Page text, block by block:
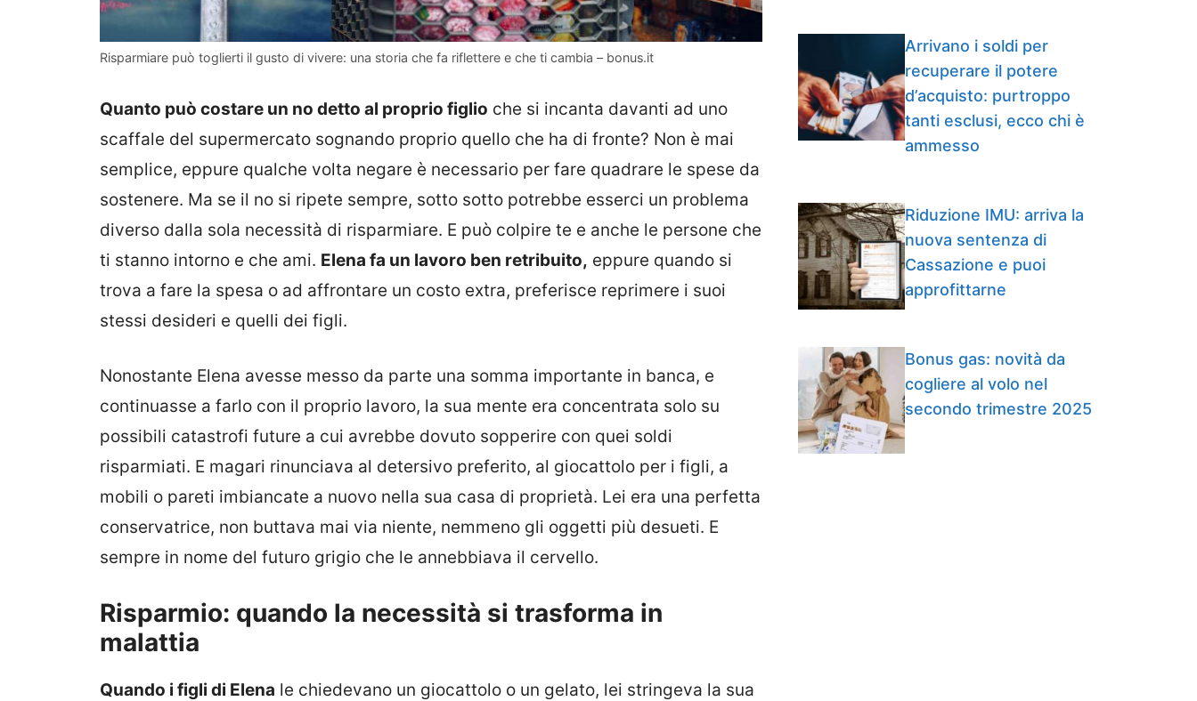
Risparmiare può toglierti il gusto di vivere: una storia che fa riflettere e che ti cambia – bonus.it
Quanto può costare un no detto al proprio figlio che si incanta davanti ad uno
scaffale del supermercato sognando proprio quello che ha di fronte? Non è mai
semplice, eppure qualche volta negare è necessario per fare quadrare le spese da
sostenere. Ma se il no si ripete sempre, sotto sotto potrebbe esserci un problema
diverso dalla sola necessità di risparmiare. E può colpire te e anche le persone che
ti stanno intorno e che ami. Elena fa un lavoro ben retribuito, eppure quando si
trova a fare la spesa o ad affrontare un costo extra, preferisce reprimere i suoi
stessi desideri e quelli dei figli.
Nonostante Elena avesse messo da parte una somma importante in banca, e
continuasse a farlo con il proprio lavoro, la sua mente era concentrata solo su
possibili catastrofi future a cui avrebbe dovuto sopperire con quei soldi
risparmiati. E magari rinunciava al detersivo preferito, al giocattolo per i figli, a
mobili o pareti imbiancate a nuovo nella sua casa di proprietà. Lei era una perfetta
conservatrice, non buttava mai via niente, nemmeno gli oggetti più desueti. E
sempre in nome del futuro grigio che le annebbiava il cervello.
Risparmio: quando la necessità si trasforma in
malattia
Quando i figli di Elena le chiedevano un giocattolo o un gelato, lei stringeva la sua
Arrivano i soldi per
recuperare il potere
d’acquisto: purtroppo
tanti esclusi, ecco chi è
ammesso
Riduzione IMU: arriva la
nuova sentenza di
Cassazione e puoi
approfittarne
Bonus gas: novità da
cogliere al volo nel
secondo trimestre 2025